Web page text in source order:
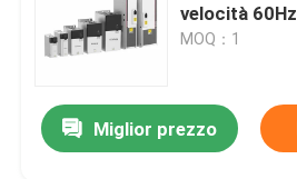
velocità 60Hz
MOQ：1
Miglior prezzo